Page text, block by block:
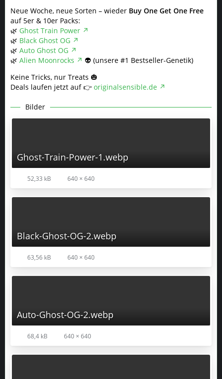
Neue Woche, neue Sorten – wieder Buy One Get One Free
auf 5er & 10er Packs:
🌿 Ghost Train Power
🌿 Black Ghost OG
🌿 Auto Ghost OG
🌿 Alien Moonrocks
👽 (unsere #1 Bestseller-Genetik)
Keine Tricks, nur Treats 🎃
Deals laufen jetzt auf 👉 originalsensible.de
Bilder
Ghost-Train-Power-1.webp
52,33 kB 640 × 640
Black-Ghost-OG-2.webp
63,56 kB 640 × 640
Auto-Ghost-OG-2.webp
68,4 kB 640 × 640